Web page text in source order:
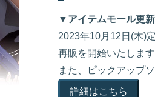
▼アイテムモール更
2023年10月12日(木)
再販を開始いたしま
また、ピックアップ
詳細はこちら